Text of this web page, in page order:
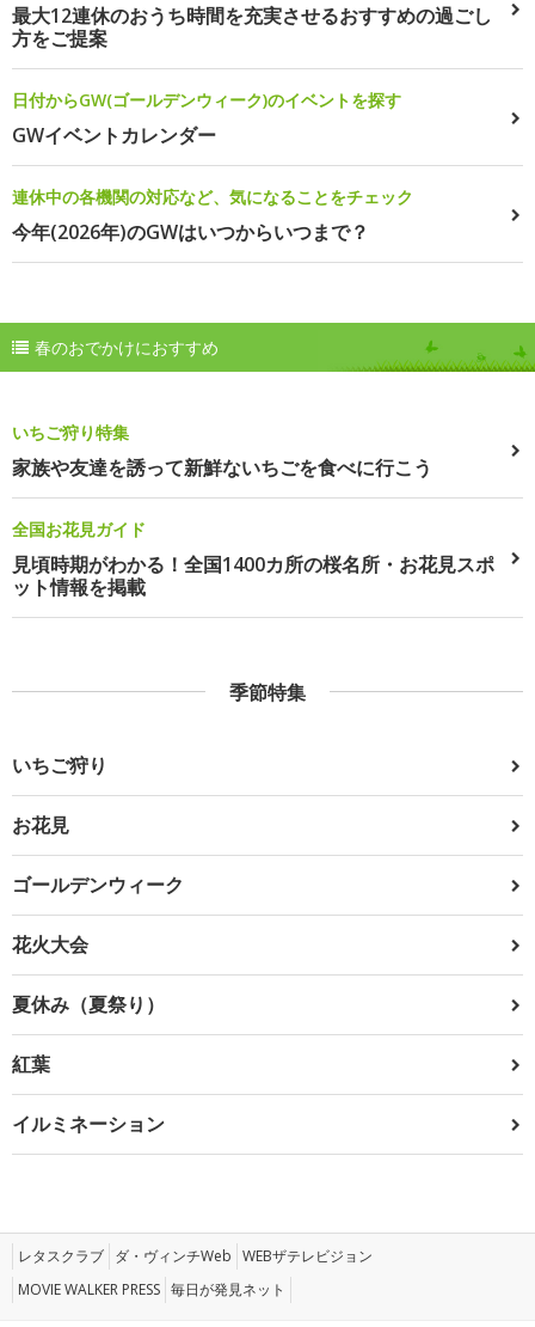
最大12連休のおうち時間を充実させるおすすめの過ごし
方をご提案
日付からGW(ゴールデンウィーク)のイベントを探す
GWイベントカレンダー
連休中の各機関の対応など、気になることをチェック
今年(2026年)のGWはいつからいつまで？
春のおでかけにおすすめ
いちご狩り特集
家族や友達を誘って新鮮ないちごを食べに行こう
全国お花見ガイド
見頃時期がわかる！全国1400カ所の桜名所・お花見スポ
ット情報を掲載
季節特集
いちご狩り
お花見
ゴールデンウィーク
花火大会
夏休み（夏祭り）
紅葉
イルミネーション
レタスクラブ ダ・ヴィンチWeb WEBザテレビジョン
MOVIE WALKER PRESS 毎日が発見ネット